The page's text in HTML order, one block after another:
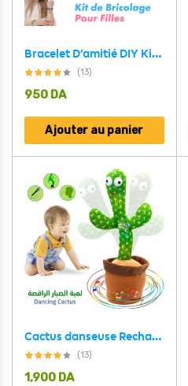
Bracelet D’amitié DIY Kit de Bricolage Pour Filles V5
(13)
950 DA
Ajouter au panier
Cactus danseuse Rechargeable | لعبة الصبارة الراقصة للاطفال
(13)
1,900 DA